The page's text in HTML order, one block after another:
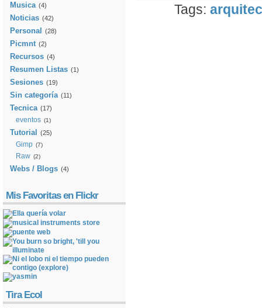
Tags:
Musica (4)
Noticias (42)
Personal (28)
Picmnt (2)
Recursos (4)
Resumen Listas (1)
Sesiones (19)
Sin categoría (11)
Tecnica (17)
eventos (1)
Tutorial (25)
Gimp (7)
Raw (2)
Webs / Blogs (4)
Mis Favoritas en Flickr
Tira Ecol